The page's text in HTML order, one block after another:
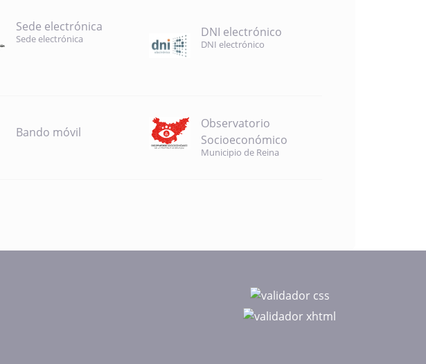
Sede electrónica
Sede electrónica DNI electrónico
DNI electrónico
Bando móvil
Observatorio
Socioeconómico
Municipio de Reina